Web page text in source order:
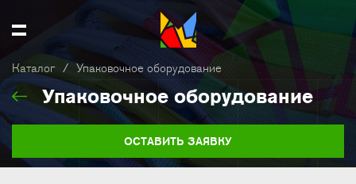
Каталог / Упаковочное оборудование
Упаковочное оборудование
ОСТАВИТЬ ЗАЯВКУ